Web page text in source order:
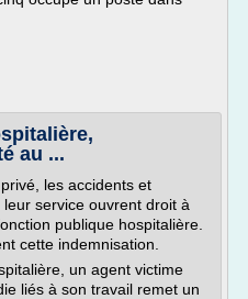
au ...
les accidents et
service ouvrent droit à
publique hospitalière.
cette indemnisation.
un agent victime
liés à son travail remet un